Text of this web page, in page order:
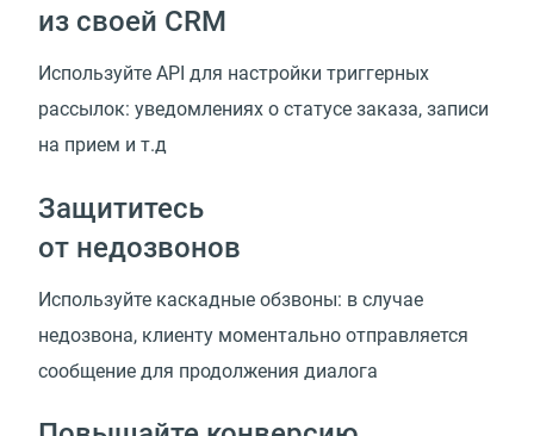
из своей CRM
Используйте API для настройки триггерных
рассылок: уведомлениях о статусе заказа, записи
на прием и т.д
Защититесь
от недозвонов
Используйте каскадные обзвоны: в случае
недозвона, клиенту моментально отправляется
сообщение для продолжения диалога